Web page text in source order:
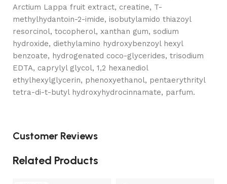
Arctium Lappa fruit extract, creatine, T-
methylhydantoin-2-imide, isobutylamido thiazoyl
resorcinol, tocopherol, xanthan gum, sodium
hydroxide, diethylamino hydroxybenzoyl hexyl
benzoate, hydrogenated coco-glycerides, trisodium
EDTA, caprylyl glycol, 1,2 hexanediol
ethylhexylglycerin, phenoxyethanol, pentaerythrityl
tetra-di-t-butyl hydroxyhydrocinnamate, parfum.
Customer Reviews
Related Products